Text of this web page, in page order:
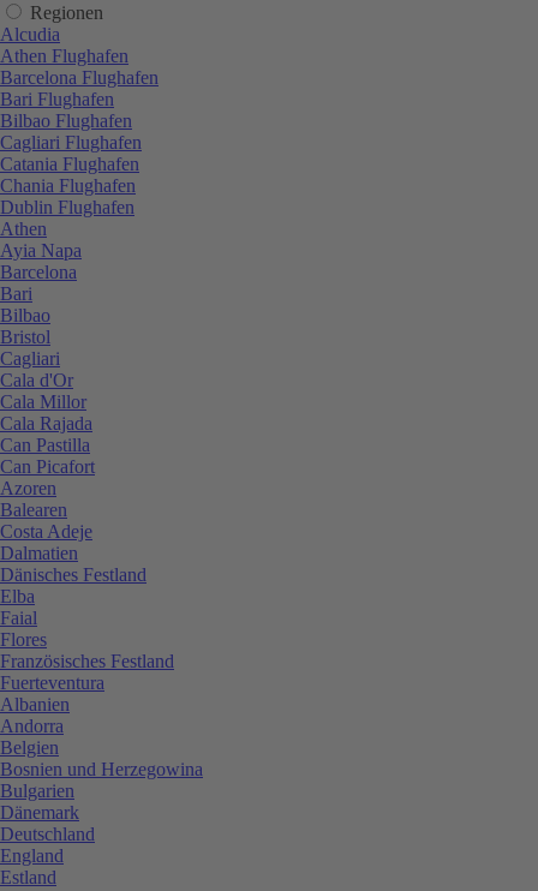
Regionen
Alcudia
Athen Flughafen
Barcelona Flughafen
Bari Flughafen
Bilbao Flughafen
Cagliari Flughafen
Catania Flughafen
Chania Flughafen
Dublin Flughafen
Athen
Ayia Napa
Barcelona
Bari
Bilbao
Bristol
Cagliari
Cala d'Or
Cala Millor
Cala Rajada
Can Pastilla
Can Picafort
Azoren
Balearen
Costa Adeje
Dalmatien
Dänisches Festland
Elba
Faial
Flores
Französisches Festland
Fuerteventura
Albanien
Andorra
Belgien
Bosnien und Herzegowina
Bulgarien
Dänemark
Deutschland
England
Estland